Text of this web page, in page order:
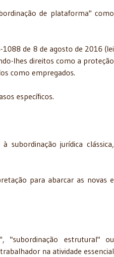
de plataforma" como
de 8 de agosto de 2016 (lei
lhes direitos como a proteção
como empregados.
específicos.
subordinação jurídica clássica,
para abarcar as novas e
"subordinação estrutural" ou
na atividade essencial